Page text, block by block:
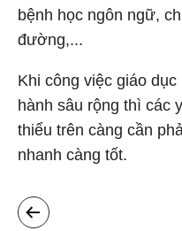
bệnh học ngôn ngữ,
đường,...
Khi công việc giáo
hành sâu rộng thì các
thiểu trên càng cần
nhanh càng tốt.